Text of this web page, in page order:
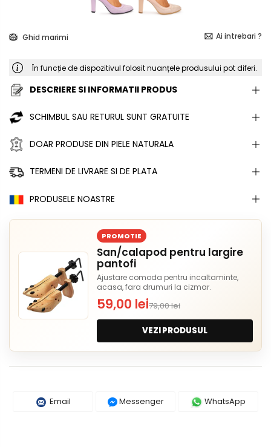
Ghid marimi Ai intrebari ?
În funcție de dispozitivul folosit nuanțele produsului pot diferi.
DESCRIERE SI INFORMATII PRODUS
SCHIMBUL SAU RETURUL SUNT GRATUITE
DOAR PRODUSE DIN PIELE NATURALA
TERMENI DE LIVRARE SI DE PLATA
PRODUSELE NOASTRE
PROMOTIE
San/calapod pentru largire
pantofi
Ajustare comoda pentru incaltaminte,
acasa, fara drumuri la cizmar.
59,00 lei79,00 lei
VEZI PRODUSUL
Email Messenger WhatsApp